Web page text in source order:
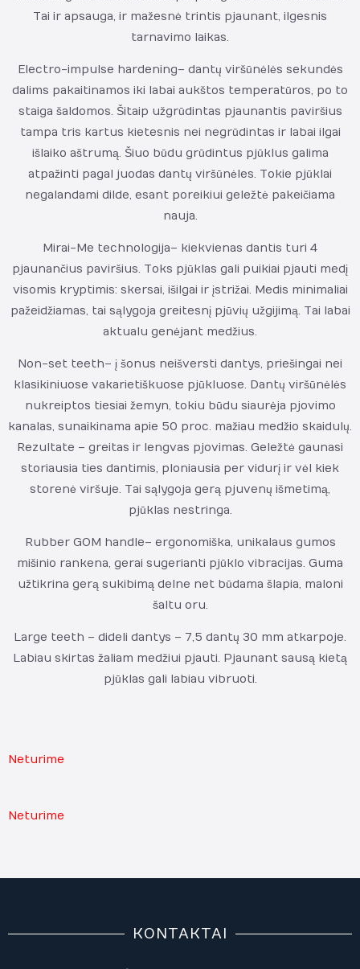
Tai ir apsauga, ir mažesnė trintis pjaunant, ilgesnis
tarnavimo laikas.
Electro-impulse hardening – dantų viršūnėlės sekundės
dalims pakaitinamos iki labai aukštos temperatūros, po to
staiga šaldomos. Šitaip užgrūdintas pjaunantis paviršius
tampa tris kartus kietesnis nei negrūdintas ir labai ilgai
išlaiko aštrumą. Šiuo būdu grūdintus pjūklus galima
atpažinti pagal juodas dantų viršūnėles. Tokie pjūklai
negalandami dilde, esant poreikiui geležtė pakeičiama
nauja.
Mirai-Me technologija – kiekvienas dantis turi 4
pjaunančius paviršius. Toks pjūklas gali puikiai pjauti medį
visomis kryptimis: skersai, išilgai ir įstrižai. Medis minimaliai
pažeidžiamas, tai sąlygoja greitesnį pjūvių užgijimą. Tai labai
aktualu genėjant medžius.
Non-set teeth – į šonus neišversti dantys, priešingai nei
klasikiniuose vakarietiškuose pjūkluose. Dantų viršūnėlės
nukreiptos tiesiai žemyn, tokiu būdu siaurėja pjovimo
kanalas, sunaikinama apie 50 proc. mažiau medžio skaidulų.
Rezultate – greitas ir lengvas pjovimas. Geležtė gaunasi
storiausia ties dantimis, ploniausia per vidurį ir vėl kiek
storenė viršuje. Tai sąlygoja gerą pjuvenų išmetimą,
pjūklas nestringa.
Rubber GOM handle – ergonomiška, unikalaus gumos
mišinio rankena, gerai sugerianti pjūklo vibracijas. Guma
užtikrina gerą sukibimą delne net būdama šlapia, maloni
šaltu oru.
Large teeth – dideli dantys – 7,5 dantų 30 mm atkarpoje.
Labiau skirtas žaliam medžiui pjauti. Pjaunant sausą kietą
pjūklas gali labiau vibruoti.
Neturime
Neturime
KONTAKTAI